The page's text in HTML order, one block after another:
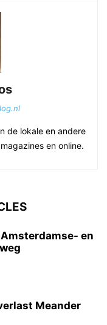
de lokale en andere
en online.
en
Meander